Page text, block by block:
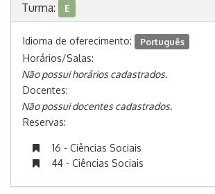
Turma: E
Idioma de oferecimento: Português
Horários/Salas:
Não possui horários cadastrados.
Docentes:
Não possui docentes cadastrados.
Reservas:
16 - Ciências Sociais
44 - Ciências Sociais